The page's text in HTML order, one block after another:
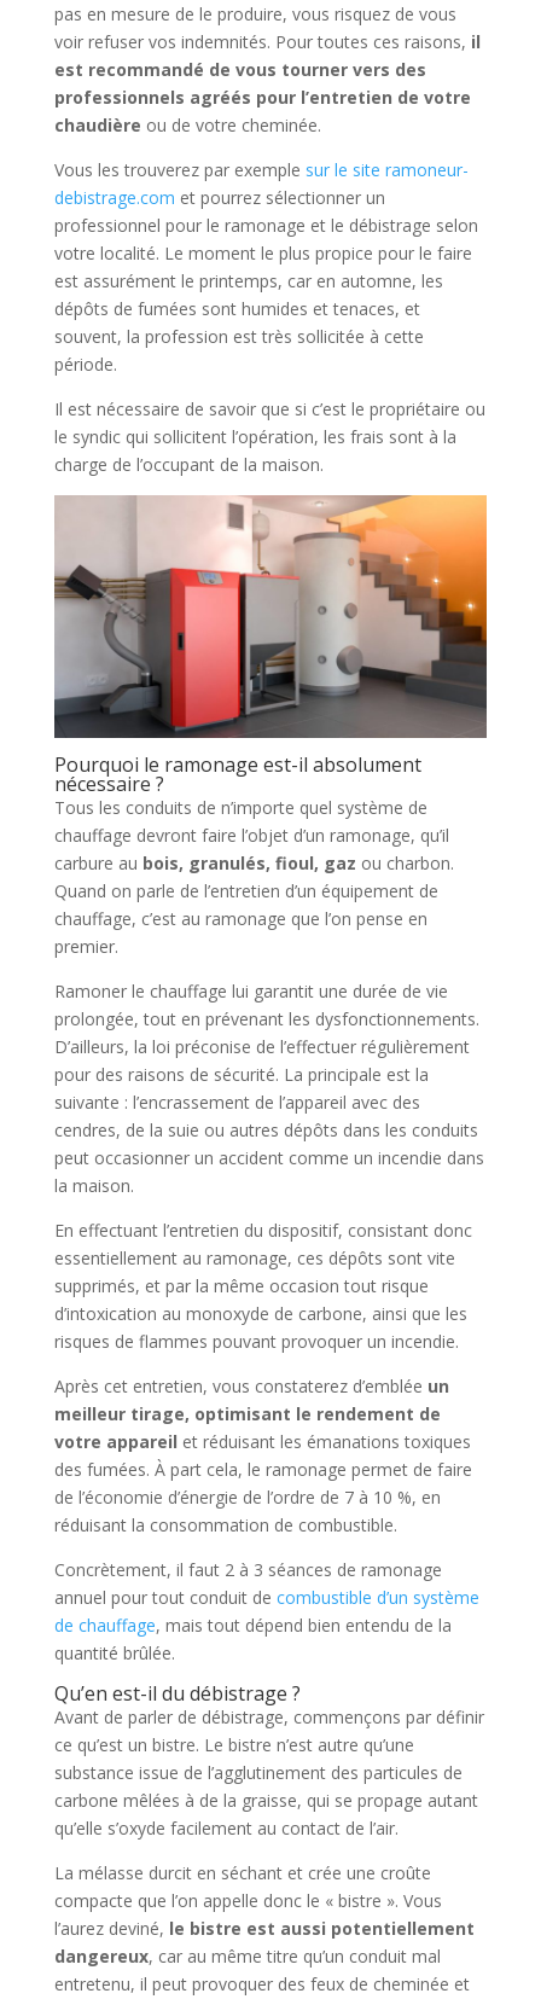
pas en mesure de le produire, vous risquez de vous
voir refuser vos indemnités. Pour toutes ces raisons, il
est recommandé de vous tourner vers des
professionnels agréés pour l’entretien de votre
chaudière ou de votre cheminée.
Vous les trouverez par exemple sur le site ramoneur-
debistrage.com et pourrez sélectionner un
professionnel pour le ramonage et le débistrage selon
votre localité. Le moment le plus propice pour le faire
est assurément le printemps, car en automne, les
dépôts de fumées sont humides et tenaces, et
souvent, la profession est très sollicitée à cette
période.
Il est nécessaire de savoir que si c’est le propriétaire ou
le syndic qui sollicitent l’opération, les frais sont à la
charge de l’occupant de la maison.
Pourquoi le ramonage est-il absolument
nécessaire ?
Tous les conduits de n’importe quel système de
chauffage devront faire l’objet d’un ramonage, qu’il
carbure au bois, granulés, fioul, gaz ou charbon.
Quand on parle de l’entretien d’un équipement de
chauffage, c’est au ramonage que l’on pense en
premier.
Ramoner le chauffage lui garantit une durée de vie
prolongée, tout en prévenant les dysfonctionnements.
D’ailleurs, la loi préconise de l’effectuer régulièrement
pour des raisons de sécurité. La principale est la
suivante : l’encrassement de l’appareil avec des
cendres, de la suie ou autres dépôts dans les conduits
peut occasionner un accident comme un incendie dans
la maison.
En effectuant l’entretien du dispositif, consistant donc
essentiellement au ramonage, ces dépôts sont vite
supprimés, et par la même occasion tout risque
d’intoxication au monoxyde de carbone, ainsi que les
risques de flammes pouvant provoquer un incendie.
Après cet entretien, vous constaterez d’emblée un
meilleur tirage, optimisant le rendement de
votre appareil et réduisant les émanations toxiques
des fumées. À part cela, le ramonage permet de faire
de l’économie d’énergie de l’ordre de 7 à 10 %, en
réduisant la consommation de combustible.
Concrètement, il faut 2 à 3 séances de ramonage
annuel pour tout conduit de combustible d’un système
de chauffage, mais tout dépend bien entendu de la
quantité brûlée.
Qu’en est-il du débistrage ?
Avant de parler de débistrage, commençons par définir
ce qu’est un bistre. Le bistre n’est autre qu’une
substance issue de l’agglutinement des particules de
carbone mêlées à de la graisse, qui se propage autant
qu’elle s’oxyde facilement au contact de l’air.
La mélasse durcit en séchant et crée une croûte
compacte que l’on appelle donc le « bistre ». Vous
l’aurez deviné, le bistre est aussi potentiellement
dangereux, car au même titre qu’un conduit mal
entretenu, il peut provoquer des feux de cheminée et